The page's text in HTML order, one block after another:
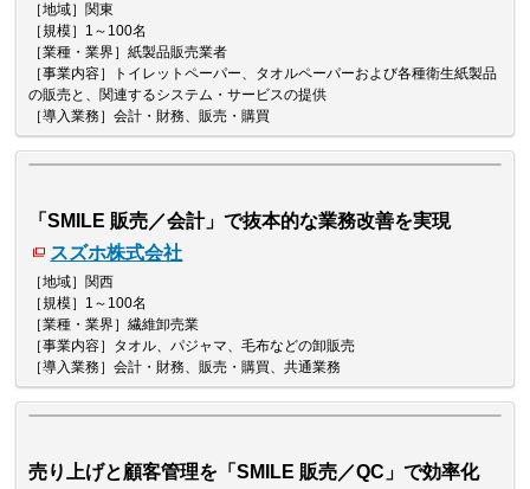
［地域］関東
［規模］1～100名
［業種・業界］紙製品販売業者
［事業内容］トイレットペーパー、タオルペーパーおよび各種衛生紙製品
の販売と、関連するシステム・サービスの提供
［導入業務］会計・財務、販売・購買
「SMILE 販売／会計」で抜本的な業務改善を実現
スズホ株式会社
［地域］関西
［規模］1～100名
［業種・業界］繊維卸売業
［事業内容］タオル、パジャマ、毛布などの卸販売
［導入業務］会計・財務、販売・購買、共通業務
売り上げと顧客管理を「SMILE 販売／QC」で効率化